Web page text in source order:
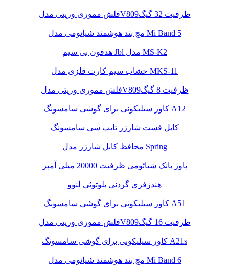
فلش مموری وریتی مدلV809ظرفیت 32 گیگ
مچ بند هوشمند شیائومی مدل Mi Band 5
هدفون بی سیم Jbl مدل MS-K2
خشاب سیم کارت فلزی مدل MKS-11
فلش مموری وریتی مدلV809ظرفیت 8 گیگ
کاور سیلیکونی برای گوشی سامسونگ A12
کابل فست شارژر تایپ سی سامسونگ
محافظ کابل شارژر مدل Spring
پاور بانک شیائومی ظرفیت 20000 میلی آمپر
هندزفری گردنی بلوتوثی لنوو
کاور سیلیکونی برای گوشی سامسونگ A51
فلش مموری وریتی مدلV809ظرفیت 16 گیگ
کاور سیلیکونی برای گوشی سامسونگ A21s
مچ بند هوشمند شیائومی مدل Mi Band 6